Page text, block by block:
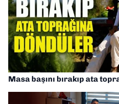
Masa başını bırakıp ata